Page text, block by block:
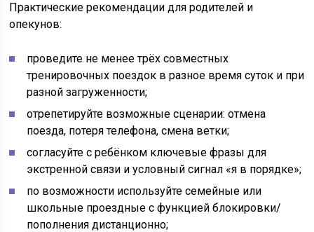
Практические рекомендации для родителей и
опекунов:
проведите не менее трёх совместных
тренировочных поездок в разное время суток и при
разной загруженности;
отрепетируйте возможные сценарии: отмена
поезда, потеря телефона, смена ветки;
согласуйте с ребёнком ключевые фразы для
экстренной связи и условный сигнал «я в порядке»;
по возможности используйте семейные или
школьные проездные с функцией блокировки/
пополнения дистанционно;